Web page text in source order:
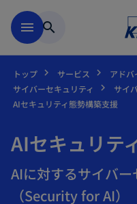
menu search
トップ サービス アドバ
サイバーセキュリティ
サイ
AIセキュリティ態勢構築支援
AIセキュリテ
AIに対するサイバ
（Security for AI）